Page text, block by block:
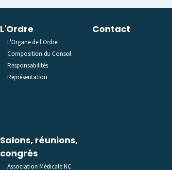
L'Ordre
L'Organe de l'Ordre
Composition du Conseil
Responsabilités
Représentation
Contact
Salons, réunions,
congrés
Association Médicale NC